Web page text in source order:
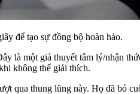
để tạo sự đồng bộ hoàn hảo.
một giả thuyết tâm lý/nhận
không thể giải thích.
qua thung lũng này. Họ đã bỏ